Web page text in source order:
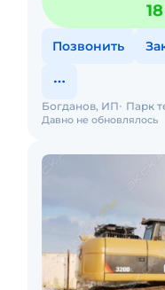
Позвонить
Давно не обновлялось
Богданов, ИП Парк